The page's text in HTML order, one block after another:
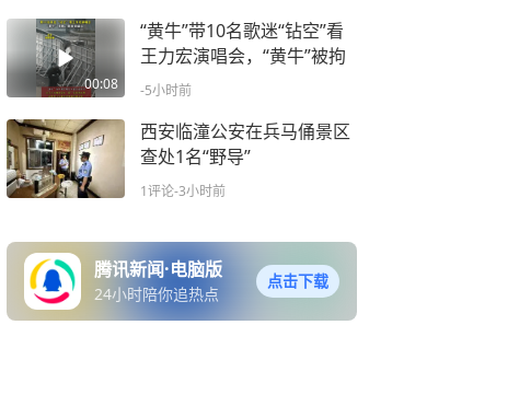
00:08
“黄牛”带10名歌迷“钻空”看
王力宏演唱会，“黄牛”被拘
-5小时前
西安临潼公安在兵马俑景区
查处1名“野导”
1评论-3小时前
腾讯新闻·电脑版
24小时陪你追热点
点击下载